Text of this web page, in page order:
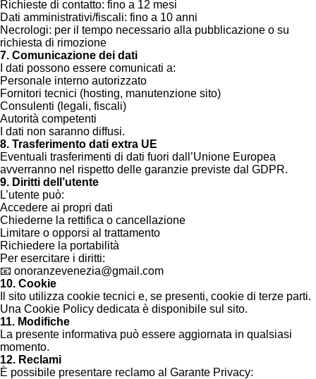
Richieste di contatto: fino a 12 mesi
Dati amministrativi/fiscali: fino a 10 anni
Necrologi: per il tempo necessario alla pubblicazione o su
richiesta di rimozione
7. Comunicazione dei dati
I dati possono essere comunicati a:
Personale interno autorizzato
Fornitori tecnici (hosting, manutenzione sito)
Consulenti (legali, fiscali)
Autorità competenti
I dati non saranno diffusi.
8. Trasferimento dati extra UE
Eventuali trasferimenti di dati fuori dall’Unione Europea
avverranno nel rispetto delle garanzie previste dal GDPR.
9. Diritti dell’utente
L’utente può:
Accedere ai propri dati
Chiederne la rettifica o cancellazione
Limitare o opporsi al trattamento
Richiedere la portabilità
Per esercitare i diritti:
📧 onoranzevenezia@gmail.com
10. Cookie
Il sito utilizza cookie tecnici e, se presenti, cookie di terze parti.
Una Cookie Policy dedicata è disponibile sul sito.
11. Modifiche
La presente informativa può essere aggiornata in qualsiasi
momento.
12. Reclami
È possibile presentare reclamo al Garante Privacy: